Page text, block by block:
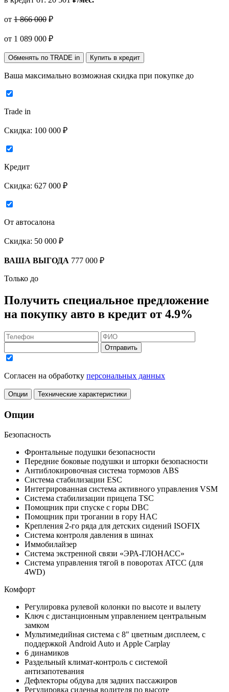
от 1 866 000 ₽
от 1 089 000 ₽
Обменять по TRADE in Купить в кредит
Ваша максимально возможная скидка при покупке до
Trade in
Скидка: 100 000 ₽
Кредит
Скидка: 627 000 ₽
От автосалона
Скидка: 50 000 ₽
ВАША ВЫГОДА 777 000 ₽
Только до
Получить специальное предложение
на покупку авто в кредит от 4.9%
Отправить
Согласен на обработку персональных данных
Опции Технические характеристики
Опции
Безопасность
Фронтальные подушки безопасности
Передние боковые подушки и шторки безопасности
Антиблокировочная система тормозов ABS
Система стабилизации ESC
Интегрированная система активного управления VSM
Система стабилизации прицепа TSC
Помощник при спуске с горы DBC
Помощник при трогании в гору HAC
Крепления 2-го ряда для детских сидений ISOFIX
Система контроля давления в шинах
Иммобилайзер
Система экстренной связи «ЭРА-ГЛОНАСС»
Система управления тягой в поворотах ATCC (для
4WD)
Комфорт
Регулировка рулевой колонки по высоте и вылету
Ключ с дистанционным управлением центральным
замком
Мультимедийная система с 8" цветным дисплеем, с
поддержкой Android Auto и Apple Carplay
6 динамиков
Раздельный климат-контроль с системой
антизапотевания
Дефлекторы обдува для задних пассажиров
Регулировка сиденья водителя по высоте